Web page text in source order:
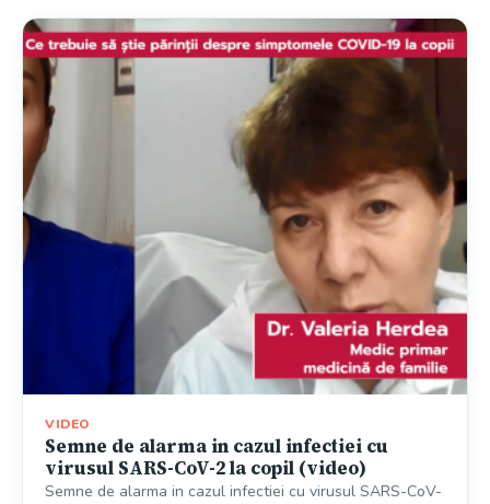
VIDEO
Semne de alarma in cazul infectiei cu
virusul SARS-CoV-2 la copil (video)
Semne de alarma in cazul infectiei cu virusul SARS-CoV-